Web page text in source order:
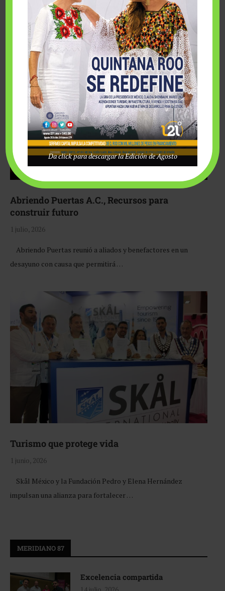
Fairmont Mayakoba y Make-A-Wish México unieron
esfuerzos para hacer realidad el deseo de una …
Abriendo Puertas A.C., Recursos para
construir futuro
1 julio, 2026
Abriendo Puertas reunió a aliados y benefactores en un
desayuno con causa que permitirá …
Turismo que protege vida
1 junio, 2026
Skål México y la Fundación Pedro y Elena Hernández
impulsan una alianza para fortalecer …
MERIDIANO 87
Excelencia compartida
Da click para descargar la Edición de Agosto